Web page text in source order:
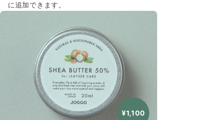
に追加できます。
¥1,100